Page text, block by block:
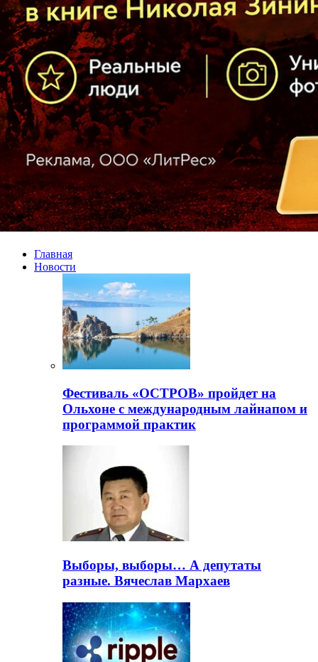
Главная
Новости
Фестиваль «ОСТРОВ» пройдет на
Ольхоне с международным лайнапом и
программой практик
Выборы, выборы… А депутаты
разные. Вячеслав Мархаев